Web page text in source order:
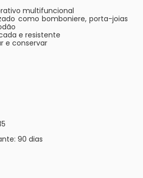
multifuncional
como bomboniere, porta-joias
e resistente
e conservar
90 dias